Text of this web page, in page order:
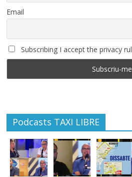
Email
Subscribing I accept the privacy
Podcasts TAXI LIBRE